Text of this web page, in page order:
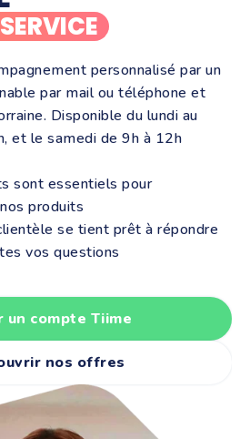
personnalisé par un
par mail ou téléphone et
Disponible du lundi au
et le samedi de 9h à 12h
sont essentiels pour
produits
se tient prêt à répondre
vos questions
un compte Tiime
nos offres